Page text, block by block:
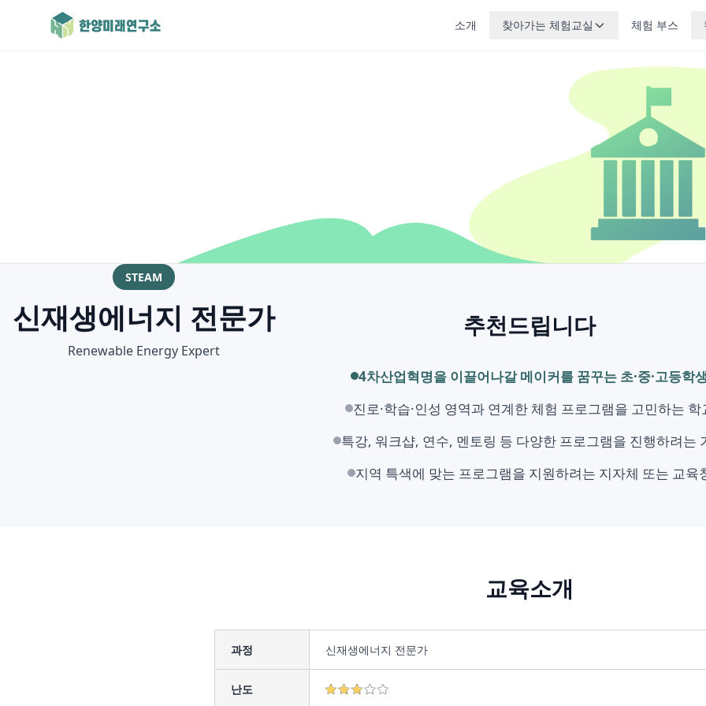
소개 찾아가는 체험교실 체험 부스
STEAM
신재생에너지 전문가
Renewable Energy Expert
추천드립니다
4차산업혁명을 이끌어나갈 메이커를 꿈꾸는 초·중·고등학
진로·학습·인성 영역과 연계한 체험 프로그램을 고민하는 학
특강, 워크샵, 연수, 멘토링 등 다양한 프로그램을 진행하려는
지역 특색에 맞는 프로그램을 지원하려는 지자체 또는 교육
교육소개
과정 신재생에너지 전문가
난도